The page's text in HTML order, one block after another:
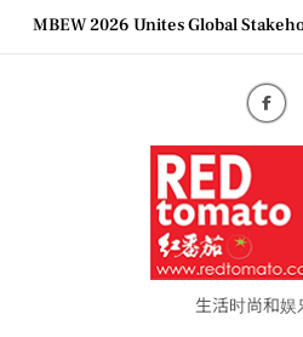
SkipMBEW 2026 Unites Global
Bangkok Service Launch on9
Epson reinvents affordable
generation EcoTank Series
Couture Fashion Week Malaysia
MBEW 2026 Unites Global
the Future of Business Events
Vietjet Thailand Gears Up for
Bangkok Service Launch on9
生活时尚和娱